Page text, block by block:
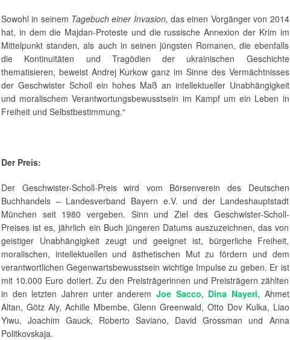
Sowohl in seinem Tagebuch einer Invasion, das einen Vorgänger von 2014
hat, in dem die Majdan-Proteste und die russische Annexion der Krim im
Mittelpunkt standen, als auch in seinen jüngsten Romanen, die ebenfalls
die Kontinuitäten und Tragödien der ukrainischen Geschichte
thematisieren, beweist Andrej Kurkow ganz im Sinne des Vermächtnisses
der Geschwister Scholl ein hohes Maß an intellektueller Unabhängigkeit
und moralischem Verantwortungsbewusstsein im Kampf um ein Leben in
Freiheit und Selbstbestimmung.“
Der Preis:
Der Geschwister-Scholl-Preis wird vom Börsenverein des Deutschen
Buchhandels – Landesverband Bayern e.V. und der Landeshauptstadt
München seit 1980 vergeben. Sinn und Ziel des Geschwister-Scholl-
Preises ist es, jährlich ein Buch jüngeren Datums auszuzeichnen, das von
geistiger Unabhängigkeit zeugt und geeignet ist, bürgerliche Freiheit,
moralischen, intellektuellen und ästhetischen Mut zu fördern und dem
verantwortlichen Gegenwartsbewusstsein wichtige Impulse zu geben. Er ist
mit 10.000 Euro dotiert. Zu den Preisträgerinnen und Preisträgern zählten
in den letzten Jahren unter anderem Joe Sacco, Dina Nayeri, Ahmet
Altan, Götz Aly, Achille Mbembe, Glenn Greenwald, Otto Dov Kulka, Liao
Yiwu, Joachim Gauck, Roberto Saviano, David Grossman und Anna
Politkovskaja.